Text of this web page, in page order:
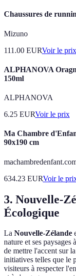
Chaussures de
Mizuno
111.00 EURVoir le prix
ALPHANOVA
150ml
ALPHANOVA
6.25 EURVoir le prix
Ma Chambre
90x190 cm
634.23 EURVoir le
3. Nouvelle-
Écologique
La Nouvelle-Zélande
nature et ses
de mettre l'accent sur
initiatives telles que le
visiteurs à respecter